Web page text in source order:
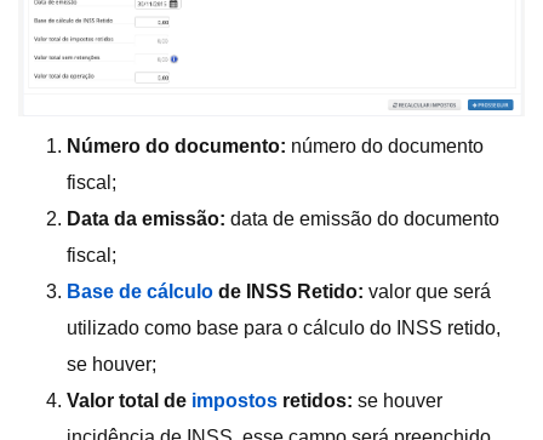
Número do documento: número do documento
fiscal;
Data da emissão: data de emissão do documento
fiscal;
Base de cálculo de INSS Retido: valor que será
utilizado como base para o cálculo do INSS retido,
se houver;
Valor total de impostos retidos: se houver